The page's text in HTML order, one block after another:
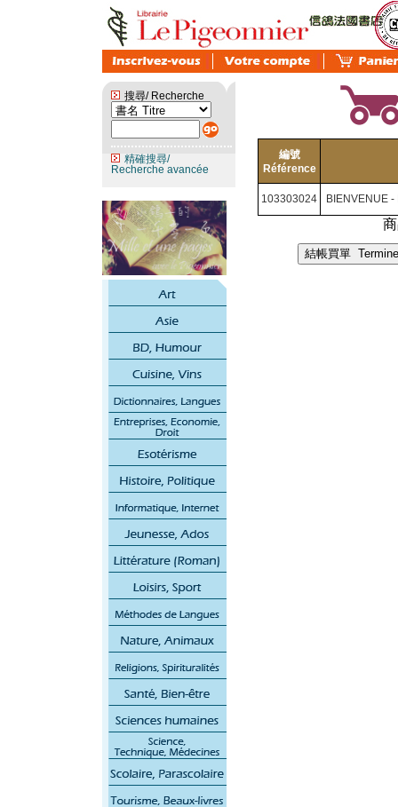
搜尋/ Recherche
精確搜尋/
Recherche avancée
編號
Référence
103303024 BIENVENUE